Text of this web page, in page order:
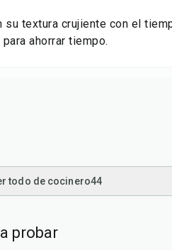
textura crujiente con el
ahorrar tiempo.
todo de cocinero44
probar